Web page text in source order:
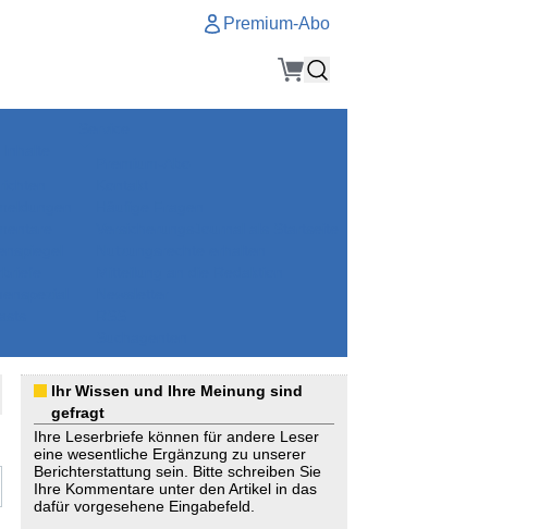
Premium-Abo
Ihr Wissen und Ihre Meinung sind
gefragt
Ihre Leserbriefe können für andere Leser
eine wesentliche Ergänzung zu unserer
Berichterstattung sein. Bitte schreiben Sie
Ihre Kommentare unter den Artikel in das
dafür vorgesehene Eingabefeld.